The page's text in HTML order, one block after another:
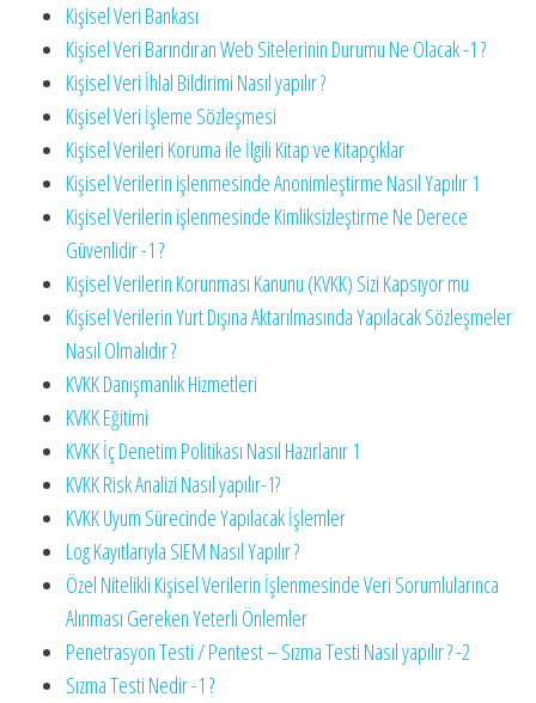
Kişisel Veri Bankası
Kişisel Veri Barındıran Web Sitelerinin Durumu Ne Olacak -1 ?
Kişisel Veri İhlal Bildirimi Nasıl yapılır ?
Kişisel Veri İşleme Sözleşmesi
Kişisel Verileri Koruma ile İlgili Kitap ve Kitapçıklar
Kişisel Verilerin işlenmesinde Anonimleştirme Nasıl Yapılır 1
Kişisel Verilerin işlenmesinde Kimliksizleştirme Ne Derece
Güvenlidir -1 ?
Kişisel Verilerin Korunması Kanunu (KVKK) Sizi Kapsıyor mu
Kişisel Verilerin Yurt Dışına Aktarılmasında Yapılacak Sözleşmeler
Nasıl Olmalıdır ?
KVKK Danışmanlık Hizmetleri
KVKK Eğitimi
KVKK İç Denetim Politikası Nasıl Hazırlanır 1
KVKK Risk Analizi Nasıl yapılır-1?
KVKK Uyum Sürecinde Yapılacak İşlemler
Log Kayıtlarıyla SIEM Nasıl Yapılır ?
Özel Nitelikli Kişisel Verilerin İşlenmesinde Veri Sorumlularınca
Alınması Gereken Yeterli Önlemler
Penetrasyon Testi / Pentest – Sızma Testi Nasıl yapılır ? -2
Sızma Testi Nedir -1 ?